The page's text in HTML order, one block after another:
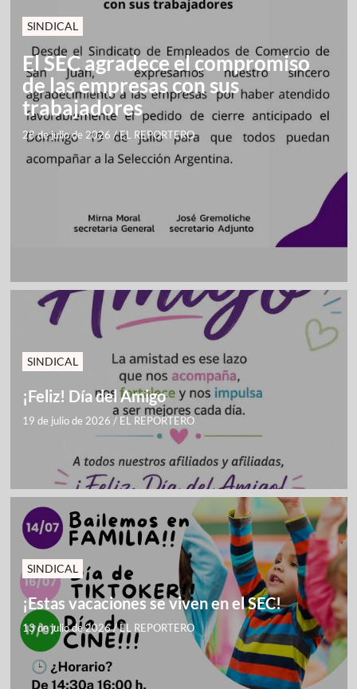
SINDICAL
El SEC agradece el compromiso
de las empresas con sus
trabajadores
28 de julio de 2026 /EL REPORTERO
SINDICAL
¡Feliz! Día del Amigo
19 de julio de 2026 / EL REPORTERO
SINDICAL
¡Estas vacaciones se viven en el SEC!
13 de julio de 2026/EL REPORTERO